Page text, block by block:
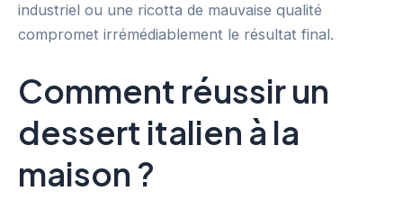
industriel ou une ricotta de mauvaise qualité
compromet irrémédiablement le résultat final.
Comment réussir un
dessert italien à la
maison ?